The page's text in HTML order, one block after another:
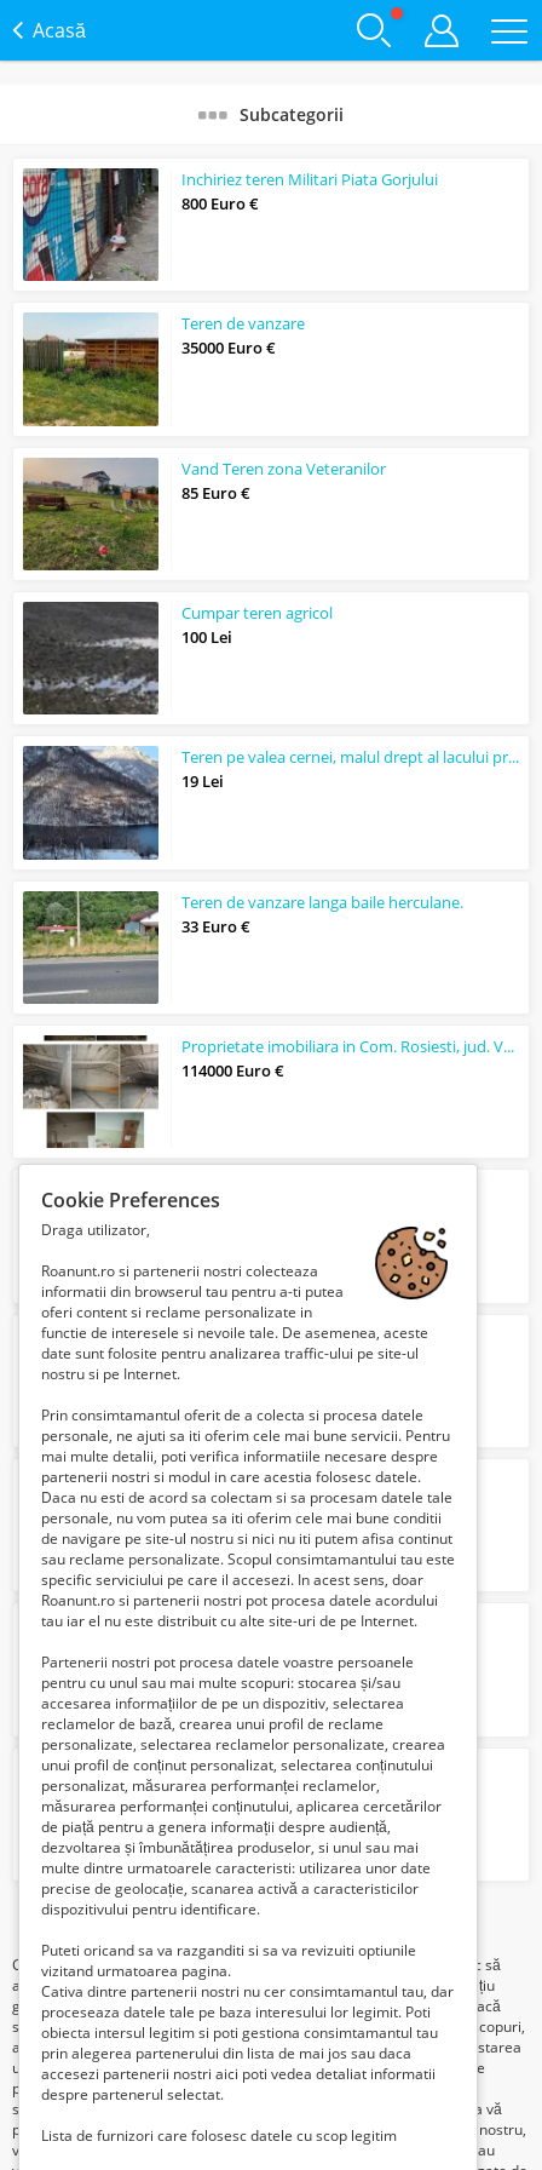
Acasă
Subcategorii
Inchiriez teren Militari Piata Gorjului
800 Euro €
Teren de vanzare
35000 Euro €
Vand Teren zona Veteranilor
85 Euro €
Cumpar teren agricol
100 Lei
Teren pe valea cernei, malul drept al lacului prisaca dupa 7 izvoare.
19 Lei
Teren de vanzare langa baile herculane.
33 Euro €
Proprietate imobiliara in Com. Rosiesti, jud. Vaslui
114000 Euro €
456650 Lei
Vând loc de veci - Cimitirul Sf. Treime, Iași
8000 Lei
Teren intravilan Racari
25 Euro €
Teren 150 mp Fetesti
Proprietar vand teren Mihailesti,Giurgiu
25000 US$
Categoria "Teren de vânzare" este destinată persoanelor care doresc să
achiziționeze sau să vândă terenuri. Oferim utilizatorilor noștri un spațiu
gratuit pentru a posta anunțurile lor în această categorie. Indiferent dacă
sunteți în căutarea unui teren pentru construcții, agricultură sau alte scopuri,
aici veți găsi o varietate de anunțuri care vă pot satisface cerințele. Postarea
unui anunț este simplă și rapidă. Veți putea adăuga informații esențiale
precum dimensiunile terenului, amplasamentul, facilitățile și detalii
suplimentare relevante. De asemenea, puteți atașa fotografii pentru a vă
promova terenul într-un mod vizual atractiv. Prin intermediul site-ului nostru,
veți avea ocazia să intrați în contact direct cu potențialii cumpărători sau
Cookie Preferences
Draga utilizator,
Roanunt.ro si partenerii nostri colecteaza
informatii din browserul tau pentru a-ti putea
oferi content si reclame personalizate in
functie de interesele si nevoile tale. De asemenea, aceste
date sunt folosite pentru analizarea traffic-ului pe site-ul
nostru si pe Internet.
Prin consimtamantul oferit de a colecta si procesa datele
personale, ne ajuti sa iti oferim cele mai bune servicii. Pentru
mai multe detalii, poti verifica informatiile necesare despre
partenerii nostri si modul in care acestia folosesc datele.
Daca nu esti de acord sa colectam si sa procesam datele tale
personale, nu vom putea sa iti oferim cele mai bune conditii
de navigare pe site-ul nostru si nici nu iti putem afisa continut
sau reclame personalizate. Scopul consimtamantului tau este
specific serviciului pe care il accesezi. In acest sens, doar
Roanunt.ro si partenerii nostri pot procesa datele acordului
tau iar el nu este distribuit cu alte site-uri de pe Internet.
Partenerii nostri pot procesa datele voastre persoanele
pentru cu unul sau mai multe scopuri: stocarea și/sau
accesarea informațiilor de pe un dispozitiv, selectarea
reclamelor de bază, crearea unui profil de reclame
personalizate, selectarea reclamelor personalizate, crearea
unui profil de conținut personalizat, selectarea conținutului
personalizat, măsurarea performanței reclamelor,
măsurarea performanței conținutului, aplicarea cercetărilor
de piață pentru a genera informații despre audiență,
dezvoltarea și îmbunătățirea produselor, si unul sau mai
multe dintre urmatoarele caracteristi: utilizarea unor date
precise de geolocație, scanarea activă a caracteristicilor
dispozitivului pentru identificare.
Puteti oricand sa va razganditi si sa va revizuiti optiunile
vizitand urmatoarea pagina.
Cativa dintre partenerii nostri nu cer consimtamantul tau, dar
proceseaza datele tale pe baza interesului lor legimit. Poti
obiecta intersul legitim si poti gestiona consimtamantul tau
prin alegerea partenerului din lista de mai jos sau daca
accesezi partenerii nostri aici poti vedea detaliat informatii
despre partenerul selectat.
Lista de furnizori care folosesc datele cu scop legitim